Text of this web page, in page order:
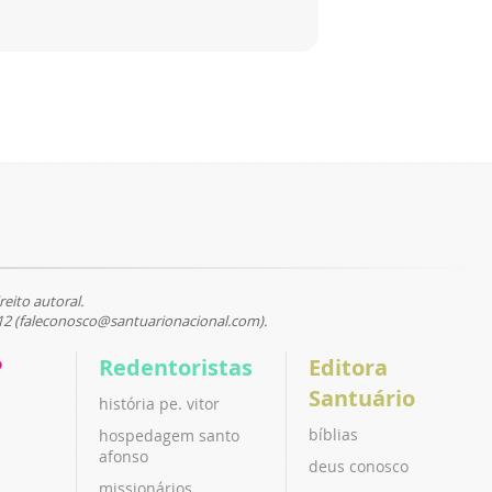
autoral.
(faleconosco@santuarionacional.com).
Redentoristas
história pe. vitor
hospedagem santo
afonso
missionários
Editora
Santuário
bíblias
deus conosco